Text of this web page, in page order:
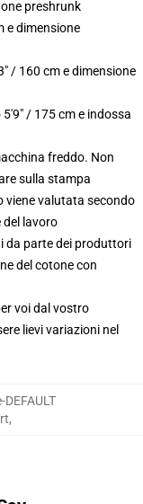
preshrunk
e dimensione
/ 160 cm e dimensione
/ 175 cm e indossa
freddo. Non
sulla stampa
viene valutata secondo
lavoro
da parte dei produttori
del cotone con
voi dal vostro
lievi variazioni nel
,